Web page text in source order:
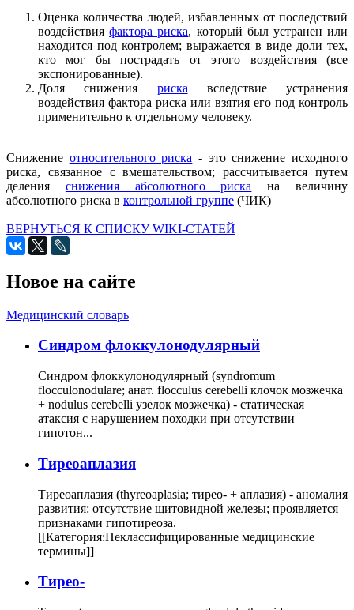
Оценка количества людей, избавленных от последствий
воздействияфактора риска, который был устранен или
находится под контролем; выражается в виде доли тех,
кто мог бы пострадать от этого воздействия (все
экспонированные).
Доля снижения риска вследствие устранения
воздействия фактора риска или взятия его под контроль
применительно к отдельному человеку.
Снижение относительного риска - это снижение исходного
риска, связанное с вмешательством; рассчитывается путем
деления снижения абсолютного риска на величину
абсолютного риска в контрольной группе (ЧИК)
ВЕРНУТЬСЯ К СПИСКУ WIKI-СТАТЕЙ
Новое на сайте
Медицинский словарь
Cиндром флоккулонодулярный
Синдром флоккулонодулярный (syndromum
flocculonodulare; анат. flocculus cerebelli клочок мозжечка
+ nodulus cerebelli узелок мозжечка) - статическая
атаксия с нарушением походки при отсутствии
гипотон...
Тиреоаплазия
Тиреоаплазия (thyreoaplasia; тирео- + аплазия) - аномалия
развития: отсутствие щитовидной железы; проявляется
признаками гипотиреоза.
[[Категория:Неклассифицированные медицинские
термины]]
Тирео-